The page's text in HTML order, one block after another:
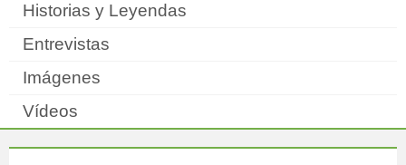
Historias y Leyendas
Entrevistas
Imágenes
Vídeos